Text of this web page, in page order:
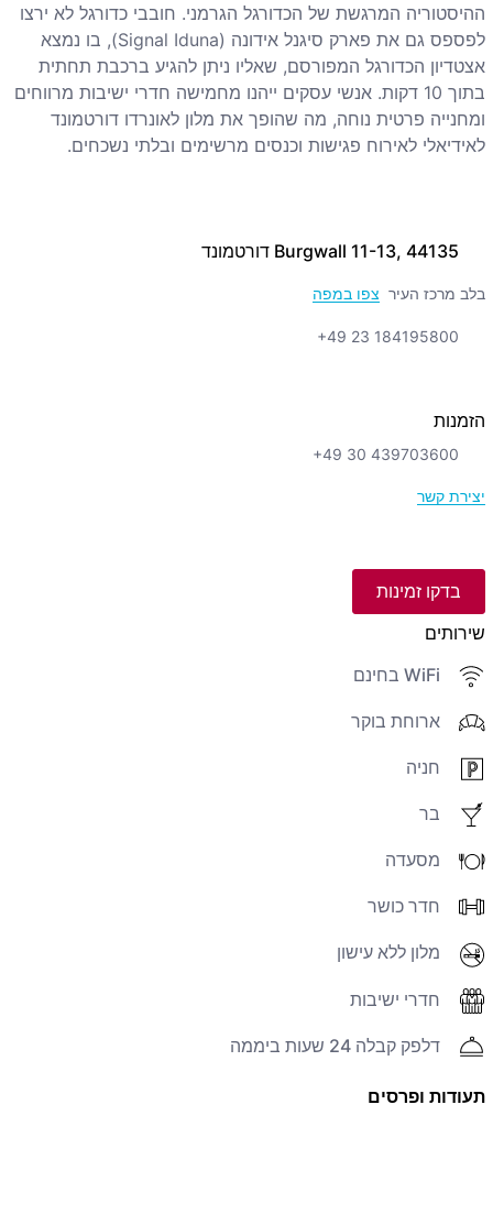
Burgwall 11-13, 44135 דורטמונד
בלב מרכז העיר צפו במפה
+49 23 184195800
הזמנות
+49 30 439703600
יצירת קשר
בדקו זמינות
שירותים
WiFi בחינם
ארוחת בוקר
חניה
בר
מסעדה
חדר כושר
מלון ללא עישון
חדרי ישיבות
דלפק קבלה 24 שעות ביממה
תעודות ופרסים
ההיסטוריה המרגשת של הכדורגל הגרמני. חובבי כדורגל לא ירצו
לפספס גם את פארק סיגנל אידונה (Signal Iduna), בו נמצא
אצטדיון הכדורגל המפורסם, שאליו ניתן להגיע ברכבת תחתית
בתוך 10 דקות. אנשי עסקים ייהנו מחמישה חדרי ישיבות מרווחים
ומחנייה פרטית נוחה, מה שהופך את מלון לאונרדו דורטמונד
לאידיאלי לאירוח פגישות וכנסים מרשימים ובלתי נשכחים.